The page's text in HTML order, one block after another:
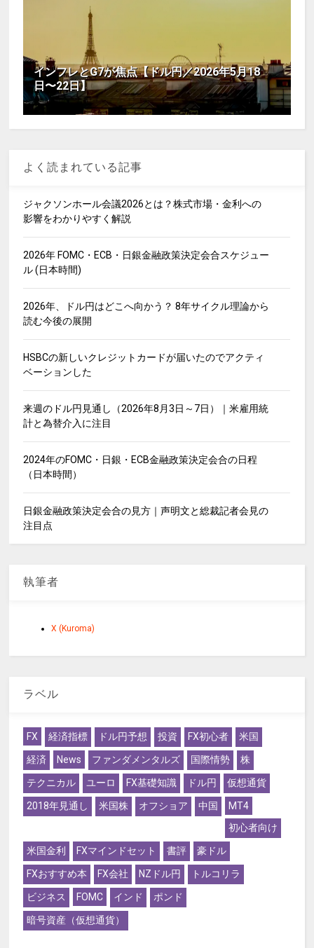
インフレとG7が焦点【ドル円／2026年5月18
日〜22日】
よく読まれている記事
ジャクソンホール会議2026とは？株式市場・金利への
影響をわかりやすく解説
2026年 FOMC・ECB・日銀金融政策決定会合スケジュー
ル (日本時間)
2026年、ドル円はどこへ向かう？ 8年サイクル理論から
読む今後の展開
HSBCの新しいクレジットカードが届いたのでアクティ
ベーションした
来週のドル円見通し（2026年8月3日～7日）｜米雇用統
計と為替介入に注目
2024年のFOMC・日銀・ECB金融政策決定会合の日程
（日本時間）
日銀金融政策決定会合の見方｜声明文と総裁記者会見の
注目点
執筆者
X (Kuroma)
ラベル
FX 経済指標 ドル円予想 投資 FX初心者 米国
経済 News ファンダメンタルズ 国際情勢 株
テクニカル ユーロ FX基礎知識 ドル円 仮想通貨
2018年見通し 米国株 オフショア 中国
MT4
初心者向け
米国金利 FXマインドセット 書評 豪ドル
FXおすすめ本 FX会社 NZドル円 トルコリラ
ビジネス FOMC インド ポンド
暗号資産（仮想通貨）